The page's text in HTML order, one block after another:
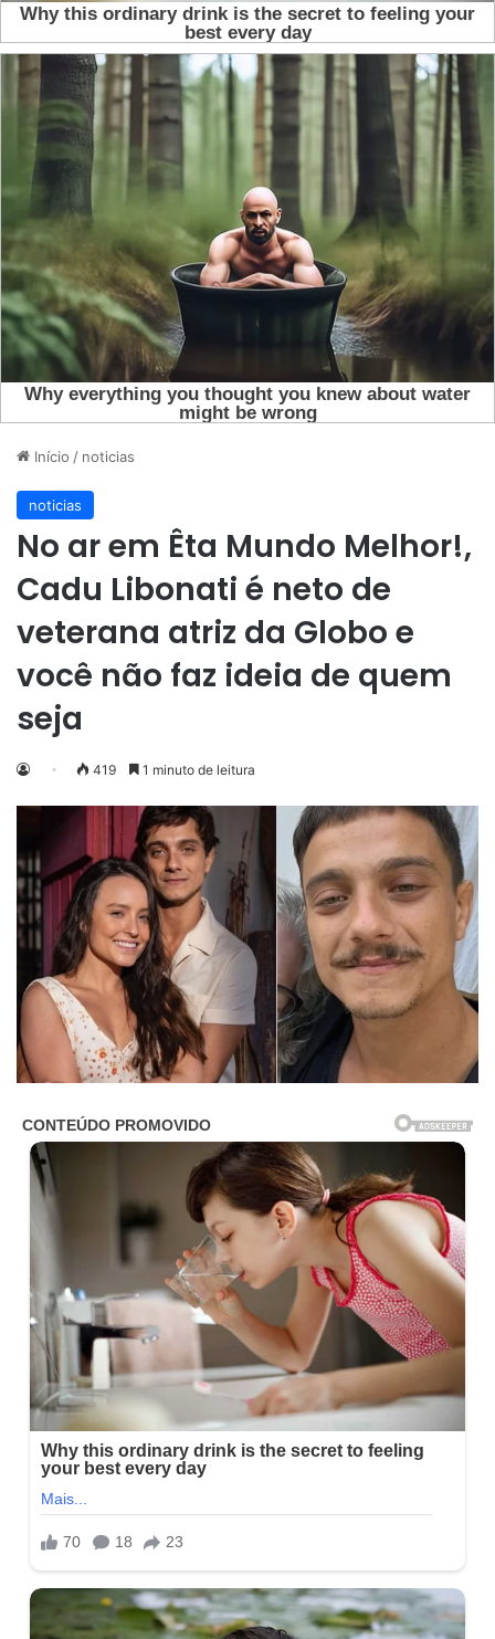
Início / noticias
noticias
No ar em Êta Mundo Melhor!,
Cadu Libonati é neto de
veterana atriz da Globo e
você não faz ideia de quem
seja
419 1 minuto de leitura